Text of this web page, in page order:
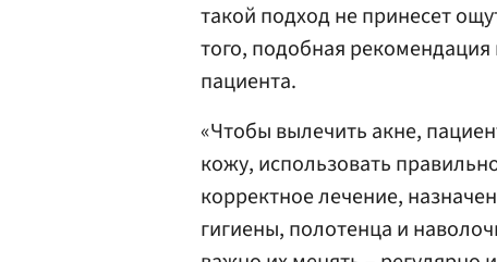
такой подход не принесет
того, подобная
пациента.
«Чтобы вылечить акне,
кожу, использовать
корректное лечение,
гигиены, полотенца и